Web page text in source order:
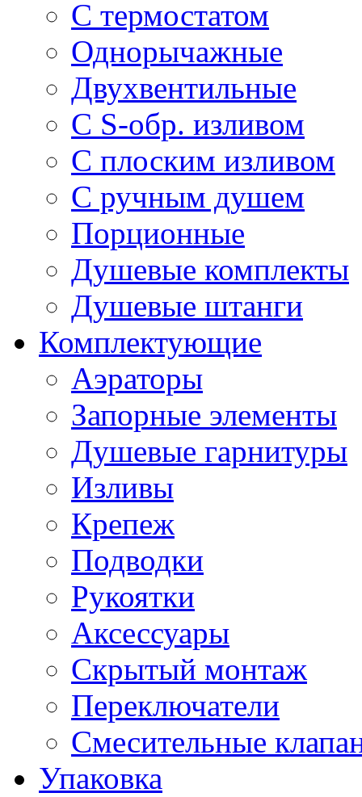
С термостатом
Однорычажные
Двухвентильные
С S-обр. изливом
С плоским изливом
С ручным душем
Порционные
Душевые комплекты
Душевые штанги
Комплектующие
Аэраторы
Запорные элементы
Душевые гарнитуры
Изливы
Крепеж
Подводки
Рукоятки
Аксессуары
Скрытый монтаж
Переключатели
Смесительные
Упаковка